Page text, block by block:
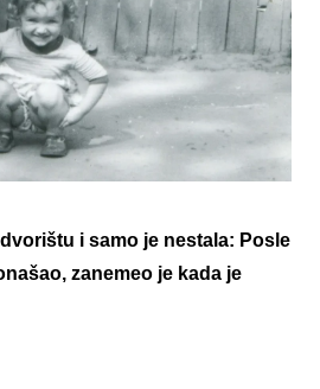
i samo je nestala: Posle
zanemeo je kada je